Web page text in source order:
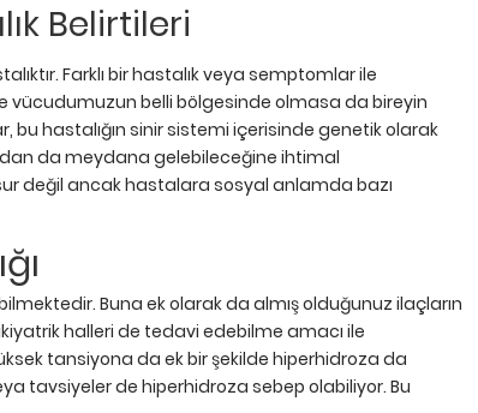
Belirtileri
Farklı bir hastalık veya semptomlar ile
vücudumuzun belli bölgesinde olmasa da bireyin
bu hastalığın sinir sistemi içerisinde genetik olarak
da meydana gelebileceğine ihtimal
değil ancak hastalara sosyal anlamda bazı
Buna ek olarak da almış olduğunuz ilaçların
halleri de tedavi edebilme amacı ile
tansiyona da ek bir şekilde hiperhidroza da
tavsiyeler de hiperhidroza sebep olabiliyor. Bu